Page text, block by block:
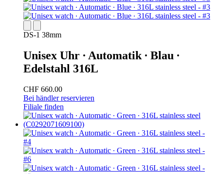
DS-1 38mm
Unisex Uhr ∙ Automatik ∙ Blau ∙
Edelstahl 316L
CHF 660.00
Bei händler reservieren
Filiale finden